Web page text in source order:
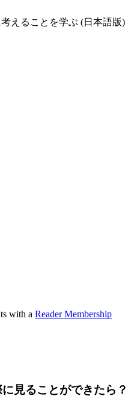
えることを学ぶ (日本語版)
with a Reader Membership
見ることができたら？